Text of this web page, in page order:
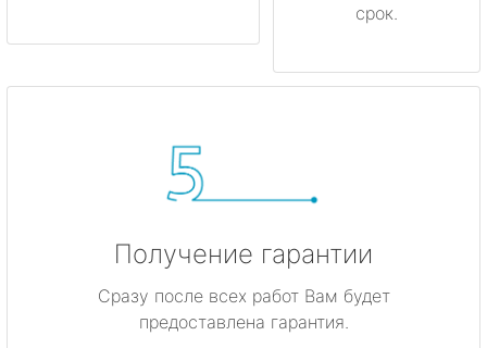
метро Нагатинская
метро Охотный ряд
срок.
Получение гарантии
Сразу после всех работ Вам будет
предоставлена гарантия.